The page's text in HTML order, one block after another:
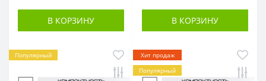
В КОРЗИНУ В КОРЗИНУ
Популярный
Хит продаж
Популярный